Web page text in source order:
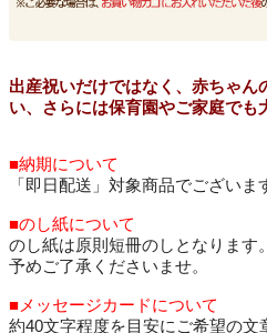
出産祝いだけではなく、赤ちゃん
い、さらには保育園やご家庭でも
■納期について
「即日配送」対象商品でございま
■のし紙について
のし紙は原則短冊のしとなります。
予めご了承くださいませ。
■メッセージカードについて
約40文字程度を目安にご希望の文